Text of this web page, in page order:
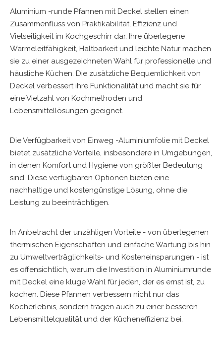
Aluminium -runde Pfannen mit Deckel stellen einen
Zusammenfluss von Praktikabilität, Effizienz und
Vielseitigkeit im Kochgeschirr dar. Ihre überlegene
Wärmeleitfähigkeit, Haltbarkeit und leichte Natur machen
sie zu einer ausgezeichneten Wahl für professionelle und
häusliche Küchen. Die zusätzliche Bequemlichkeit von
Deckel verbessert ihre Funktionalität und macht sie für
eine Vielzahl von Kochmethoden und
Lebensmittellösungen geeignet.
Die Verfügbarkeit von Einweg -Aluminiumfolie mit Deckel
bietet zusätzliche Vorteile, insbesondere in Umgebungen,
in denen Komfort und Hygiene von größter Bedeutung
sind. Diese verfügbaren Optionen bieten eine
nachhaltige und kostengünstige Lösung, ohne die
Leistung zu beeinträchtigen.
In Anbetracht der unzähligen Vorteile - von überlegenen
thermischen Eigenschaften und einfache Wartung bis hin
zu Umweltverträglichkeits- und Kosteneinsparungen - ist
es offensichtlich, warum die Investition in Aluminiumrunde
mit Deckel eine kluge Wahl für jeden, der es ernst ist, zu
kochen. Diese Pfannen verbessern nicht nur das
Kocherlebnis, sondern tragen auch zu einer besseren
Lebensmittelqualität und der Kücheneffizienz bei.